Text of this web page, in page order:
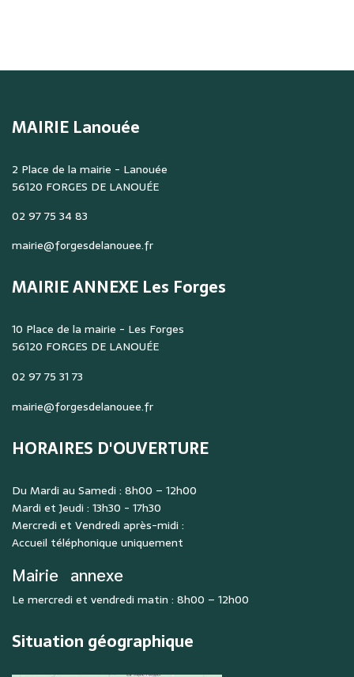
MAIRIE Lanouée
2 Place de la mairie - Lanouée
56120 FORGES DE LANOUÉE
02 97 75 34 83
mairie@forgesdelanouee.fr
MAIRIE ANNEXE Les Forges
10 Place de la mairie - Les Forges
56120 FORGES DE LANOUÉE
02 97 75 31 73
mairie@forgesdelanouee.fr
HORAIRES D'OUVERTURE
Du Mardi au Samedi : 8h00 – 12h00
Mardi et Jeudi : 13h30 - 17h30
Mercredi et Vendredi après-midi :
Accueil téléphonique uniquement
Mairie annexe
Le mercredi et vendredi matin : 8h00 – 12h00
Situation géographique